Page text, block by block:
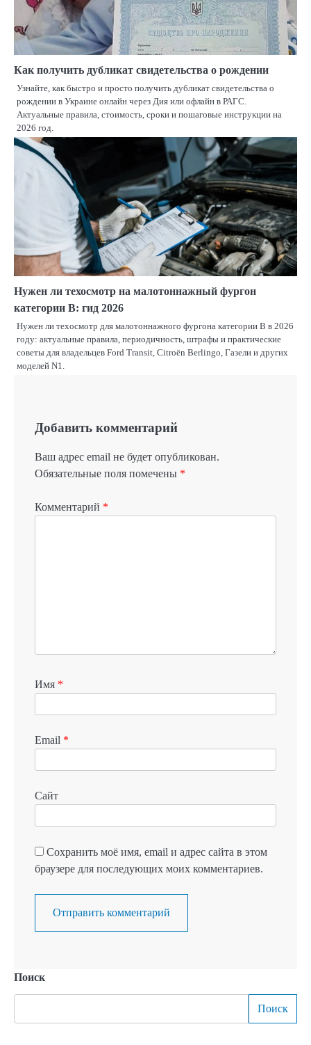
Как получить дубликат свидетельства о рождении
Узнайте, как быстро и просто получить дубликат свидетельства о
рождении в Украине онлайн через Дия или офлайн в РАГС.
Актуальные правила, стоимость, сроки и пошаговые инструкции на
2026 год.
Нужен ли техосмотр на малотоннажный фургон
категории B: гид 2026
Нужен ли техосмотр для малотоннажного фургона категории B в 2026
году: актуальные правила, периодичность, штрафы и практические
советы для владельцев Ford Transit, Citroën Berlingo, Газели и других
моделей N1.
Добавить комментарий
Ваш адрес email не будет опубликован.
Обязательные поля помечены *
Комментарий *
Имя *
Email *
Сайт
Сохранить моё имя, email и адрес сайта в этом
браузере для последующих моих комментариев.
Поиск
Поиск